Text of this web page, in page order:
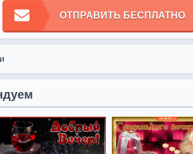
ОТПРАВИТЬ БЕСПЛАТНО